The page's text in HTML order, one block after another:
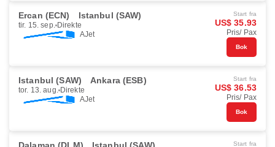
Ercan (ECN) Istanbul (SAW)
tir. 15. sep. Direkte
AJet
Start fra
US$ 35.93
Pris/ Pax
Bok
Istanbul (SAW) Ankara (ESB)
tor. 13. aug. Direkte
AJet
Start fra
US$ 36.53
Pris/ Pax
Bok
Start fra